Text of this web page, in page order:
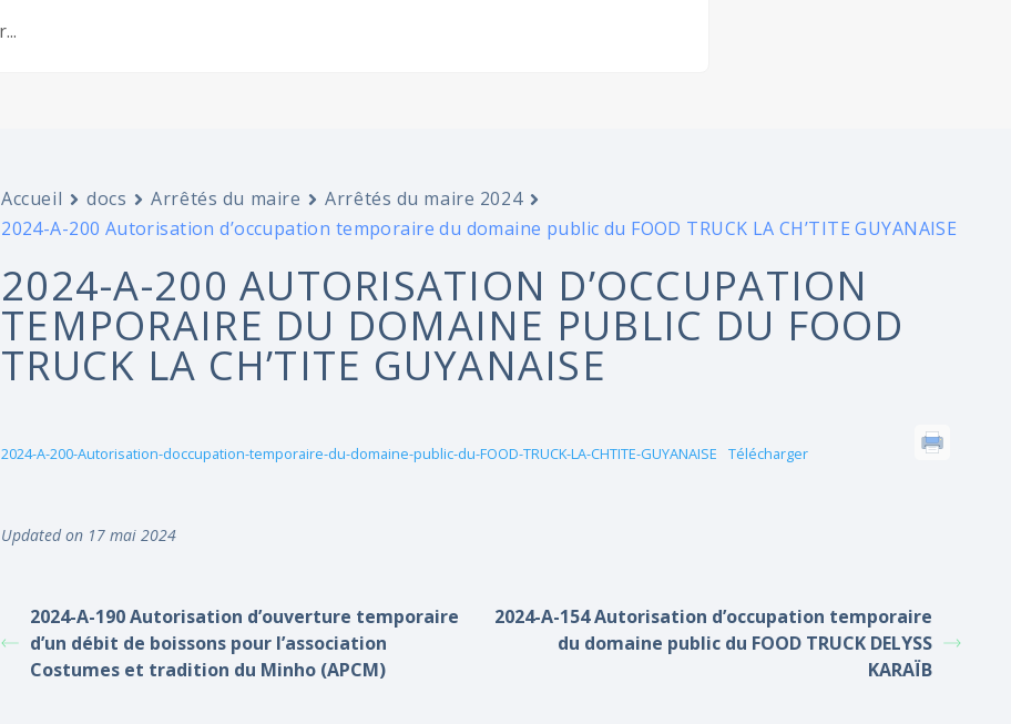
Accueil docs Arrêtés du maire
Arrêtés du maire 2024
2024-A-200 Autorisation d’occupation temporaire du domaine public du FOOD TRUCK LA CH’TITE GUYANAISE
2024-A-200 AUTORISATION D’OCCUPATION
TEMPORAIRE DU DOMAINE PUBLIC DU FOOD
TRUCK LA CH’TITE GUYANAISE
2024-A-200-Autorisation-doccupation-temporaire-du-domaine-public-du-FOOD-TRUCK-LA-CHTITE-GUYANAISE Télécharger
Updated on 17 mai 2024
2024-A-190 Autorisation d’ouverture temporaire
d’un débit de boissons pour l’association
Costumes et tradition du Minho (APCM)
2024-A-154 Autorisation d’occupation temporaire
du domaine public du FOOD TRUCK DELYSS
KARAÏB